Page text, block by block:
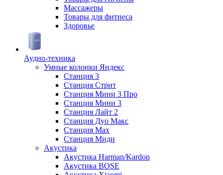
Массажеры
Товары для фитнеса
Здоровье
Аудио-техника
Умные колонки Яндекс
Станция 3
Станция Стрит
Станция Мини 3 Про
Станция Мини 3
Станция Лайт 2
Станция Дуо Макс
Станция Max
Станция Миди
Акустика
Акустика Harman/Kardon
Акустика BOSE